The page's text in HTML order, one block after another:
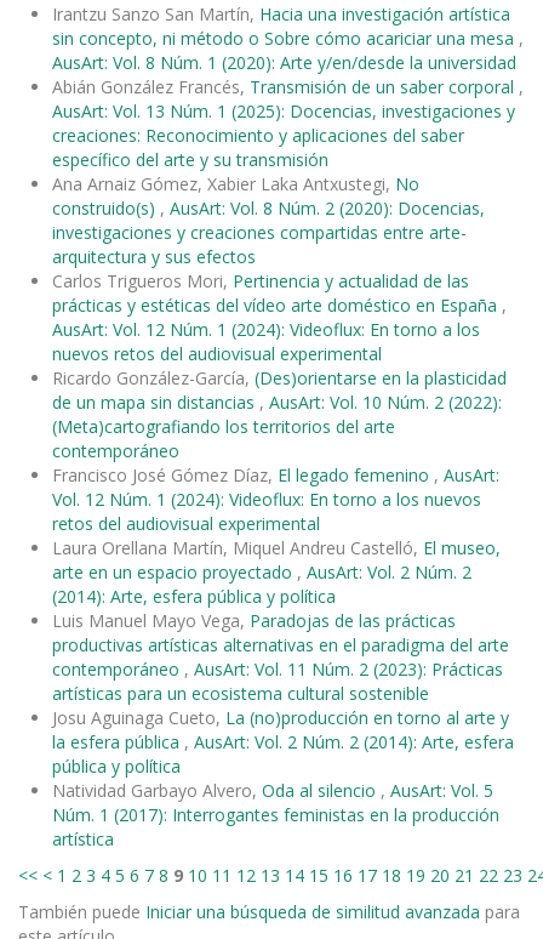
Irantzu Sanzo San Martín, Hacia una investigación artística
sin concepto, ni método o Sobre cómo acariciar una mesa ,
AusArt: Vol. 8 Núm. 1 (2020): Arte y/en/desde la universidad
Abián González Francés, Transmisión de un saber corporal ,
AusArt: Vol. 13 Núm. 1 (2025): Docencias, investigaciones y
creaciones: Reconocimiento y aplicaciones del saber
específico del arte y su transmisión
Ana Arnaiz Gómez, Xabier Laka Antxustegi, No
construido(s) , AusArt: Vol. 8 Núm. 2 (2020): Docencias,
investigaciones y creaciones compartidas entre arte-
arquitectura y sus efectos
Carlos Trigueros Mori, Pertinencia y actualidad de las
prácticas y estéticas del vídeo arte doméstico en España ,
AusArt: Vol. 12 Núm. 1 (2024): Videoflux: En torno a los
nuevos retos del audiovisual experimental
Ricardo González-García, (Des)orientarse en la plasticidad
de un mapa sin distancias , AusArt: Vol. 10 Núm. 2 (2022):
(Meta)cartografiando los territorios del arte
contemporáneo
Francisco José Gómez Díaz, El legado femenino , AusArt:
Vol. 12 Núm. 1 (2024): Videoflux: En torno a los nuevos
retos del audiovisual experimental
Laura Orellana Martín, Miquel Andreu Castelló, El museo,
arte en un espacio proyectado , AusArt: Vol. 2 Núm. 2
(2014): Arte, esfera pública y política
Luis Manuel Mayo Vega, Paradojas de las prácticas
productivas artísticas alternativas en el paradigma del arte
contemporáneo , AusArt: Vol. 11 Núm. 2 (2023): Prácticas
artísticas para un ecosistema cultural sostenible
Josu Aguinaga Cueto, La (no)producción en torno al arte y
la esfera pública , AusArt: Vol. 2 Núm. 2 (2014): Arte, esfera
pública y política
Natividad Garbayo Alvero, Oda al silencio , AusArt: Vol. 5
Núm. 1 (2017): Interrogantes feministas en la producción
artística
<< < 1 2 3 4 5 6 7 8 9 10 11 12 13 14 15 16 17 18 19 20 21 22 23
También puede Iniciar una búsqueda de similitud avanzada para